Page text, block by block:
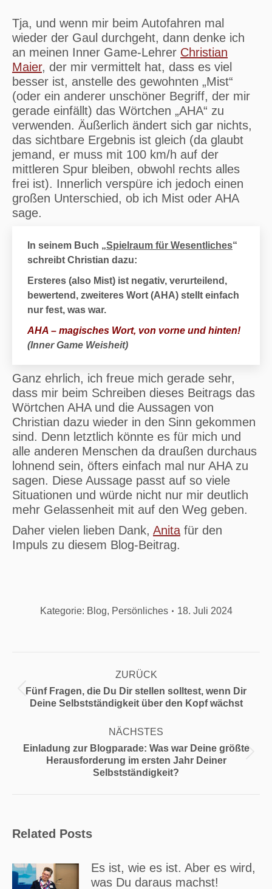
Tja, und wenn mir beim Autofahren mal
wieder der Gaul durchgeht, dann denke ich
an meinen Inner Game-Lehrer Christian
Maier, der mir vermittelt hat, dass es viel
besser ist, anstelle des gewohnten „Mist“
(oder ein anderer unschöner Begriff, der mir
gerade einfällt) das Wörtchen „AHA“ zu
verwenden. Äußerlich ändert sich gar nichts,
das sichtbare Ergebnis ist gleich (da glaubt
jemand, er muss mit 100 km/h auf der
mittleren Spur bleiben, obwohl rechts alles
frei ist). Innerlich verspüre ich jedoch einen
großen Unterschied, ob ich Mist oder AHA
sage.
In seinem Buch „Spielraum für Wesentliches“
schreibt Christian dazu:
Ersteres (also Mist) ist negativ, verurteilend,
bewertend, zweiteres Wort (AHA) stellt einfach
nur fest, was war.
AHA – magisches Wort, von vorne und hinten!
(Inner Game Weisheit)
Ganz ehrlich, ich freue mich gerade sehr,
dass mir beim Schreiben dieses Beitrags das
Wörtchen AHA und die Aussagen von
Christian dazu wieder in den Sinn gekommen
sind. Denn letztlich könnte es für mich und
alle anderen Menschen da draußen durchaus
lohnend sein, öfters einfach mal nur AHA zu
sagen. Diese Aussage passt auf so viele
Situationen und würde nicht nur mir deutlich
mehr Gelassenheit mit auf den Weg geben.
Daher vielen lieben Dank, Anita für den
Impuls zu diesem Blog-Beitrag.
Kategorie: Blog, Persönliches 18. Juli 2024
ZURÜCK
Vorheriger
Beitrag:
Fünf Fragen, die Du Dir stellen solltest, wenn Dir
Deine Selbstständigkeit über den Kopf wächst
NÄCHSTES
Nächster
Beitrag:
Einladung zur Blogparade: Was war Deine größte
Herausforderung im ersten Jahr Deiner
Selbstständigkeit?
Related Posts
Es ist, wie es ist. Aber es wird,
was Du daraus machst!